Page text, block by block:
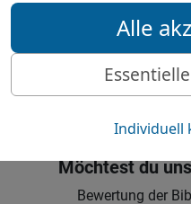
Möchtest du
Bewertung der